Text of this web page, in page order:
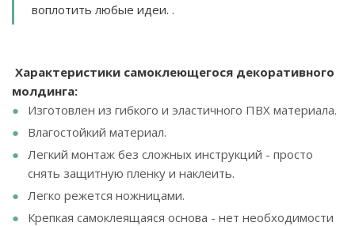
воплотить любые идеи. .
Характеристики самоклеющегося декоративного
молдинга:
Изготовлен из гибкого и эластичного ПВХ материала.
Влагостойкий материал.
Легкий монтаж без сложных инструкций - просто
снять защитную пленку и наклеить.
Легко режется ножницами.
Крепкая самоклеящаяся основа - нет необходимости